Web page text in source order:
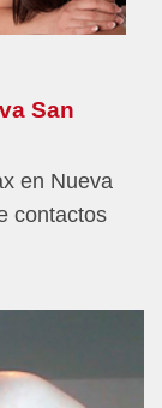
San
en Nueva
contactos